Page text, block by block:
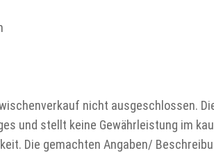
nicht ausgeschlossen.
und stellt keine Gewährleistung im
Die gemachten Angaben/